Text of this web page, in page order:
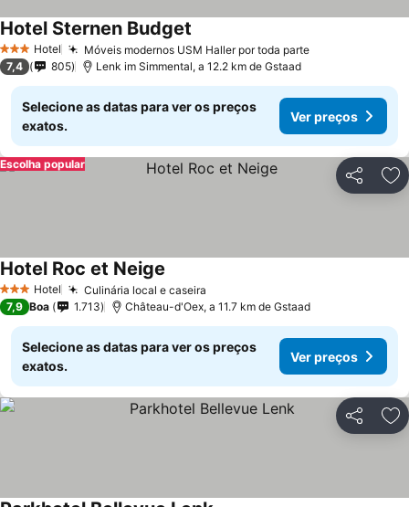
3 EstrelasHotel Móveis modernos USM Haller por toda parteVer preços
Hotel Sternen Budget
7,4 805 Lenk im Simmental, a 12.2 km de Gstaad
Selecione as datas para ver os preços
exatos.
Ver preços
Partilhar
Escolha popular
3 EstrelasHotel Culinária local e caseira
Hotel Roc et Neige
7,9 Boa 1.713 Château-d'Oex, a 11.7 km de Gstaad
Selecione as datas para ver os preços
exatos.
Ver preços
Partilhar